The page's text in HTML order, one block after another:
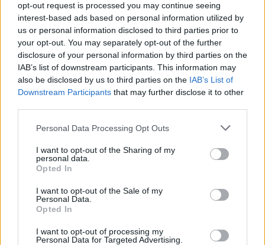
opt-out request is processed you may continue seeing
interest-based ads based on personal information utilized by
us or personal information disclosed to third parties prior to
your opt-out. You may separately opt-out of the further
disclosure of your personal information by third parties on the
IAB’s list of downstream participants. This information may
also be disclosed by us to third parties on the IAB’s List of
Downstream Participants that may further disclose it to other
Personal Data Processing Opt Outs
I want to opt-out of the Sharing of my
personal data.
Opted In
I want to opt-out of the Sale of my
Personal Data.
Opted In
I want to opt-out of processing my
Personal Data for Targeted Advertising.
09:57
Κέιτι Πέρι και Τζάστιν Τριντό αχώριστοι στις διακοπές
τους στην Ελλάδα
09:54
Περιφέρεια Κρήτης: Σε εξέλιξη το Πρόγραμμα
Καταπολέμησης Κουνουπιών 2026–2028
09:47
γέφυρας Ξηροποτάμου
09:47
Τα ισχυρότερα και τα ασθενέστερα διαβατήρια στον
09:36
ακάλυπτο πολυκατοικίας